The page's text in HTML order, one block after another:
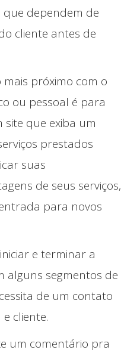
Trabalhos
dependem de
cliente antes de
próximo com o
ou pessoal é para
que exiba um
prestados
suas
de seus serviços,
para novos
e terminar a
alguns segmentos de
de um contato
cliente.
um comentário pra